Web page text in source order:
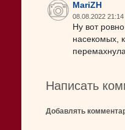
MariZH
08.08.2022 21:14
Ну вот
насекомых,
Написать
Добавлять